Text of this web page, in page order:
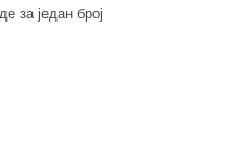
за један број